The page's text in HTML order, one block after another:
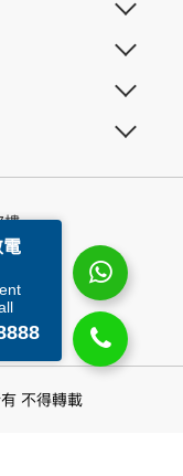
樓
Linkedin
聲明
不得轉載